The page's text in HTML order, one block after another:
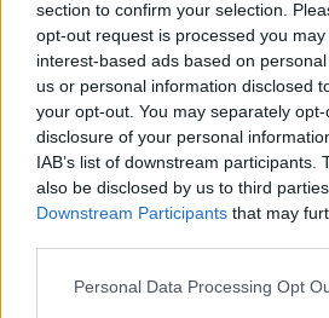
section to confirm your selection.
opt-out request is processed you
interest-based ads based on
us or personal information disclosed
your opt-out. You may separately
disclosure of your personal
IAB’s list of downstream participants.
also be disclosed by us to third
Downstream Participants that may
Personal Data Processing Opt
Profsąjungų rūmų nebėra,